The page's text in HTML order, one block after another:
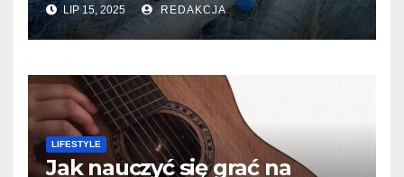
LIP 15, 2025 REDAKCJA
LIFESTYLE
Jak nauczyć się grać na